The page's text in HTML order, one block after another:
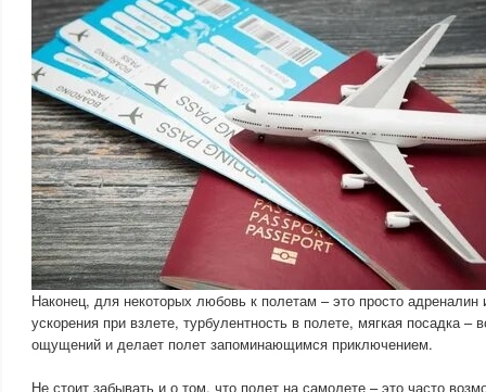
Наконец, для некоторых любовь к полетам – это просто
ускорения при взлете, турбулентность в полете, мягкая посадка –
ощущений и делает полет запоминающимся приключением.
Не стоит забывать и о том, что полет на самолете – это часто